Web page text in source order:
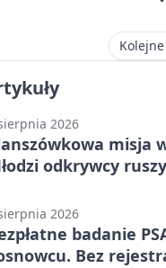
2026
misja
odkrywcy
2026
badanie
Bez